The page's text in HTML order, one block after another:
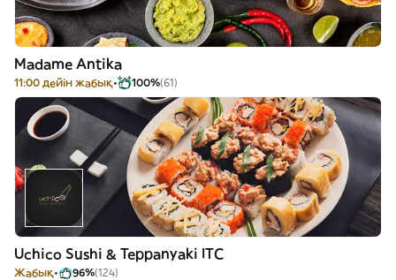
Madame Antika
11:00 дейін жабық 100%(61)
Uchico Sushi & Teppanyaki ITC
Жабық 96%(124)